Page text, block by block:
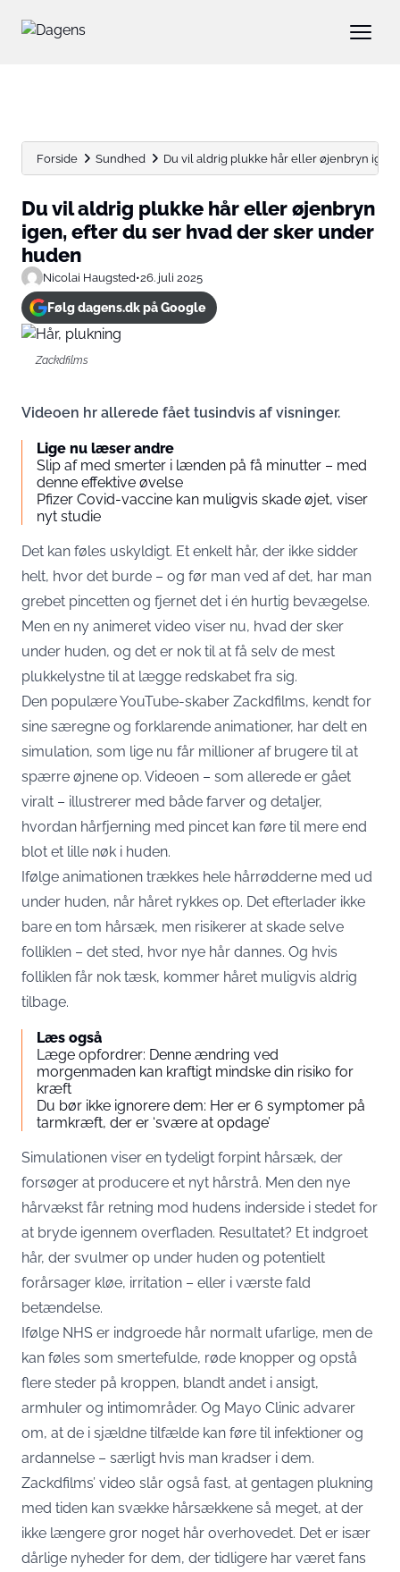
Forside Sundhed Du vil aldrig plukke hår eller øjenbryn igen,
Du vil aldrig plukke hår eller øjenbryn
igen, efter du ser hvad der sker under
huden
Nicolai Haugsted•26. juli 2025
Følg dagens.dk på Google
Zackdfilms
Videoen hr allerede fået tusindvis af visninger.
Lige nu læser andre
Slip af med smerter i lænden på få minutter – med
denne effektive øvelse
Pfizer Covid-vaccine kan muligvis skade øjet, viser
nyt studie
Det kan føles uskyldigt. Et enkelt hår, der ikke sidder
helt, hvor det burde – og før man ved af det, har man
grebet pincetten og fjernet det i én hurtig bevægelse.
Men en ny animeret video viser nu, hvad der sker
under huden, og det er nok til at få selv de mest
plukkelystne til at lægge redskabet fra sig.
Den populære YouTube-skaber Zackdfilms, kendt for
sine særegne og forklarende animationer, har delt en
simulation, som lige nu får millioner af brugere til at
spærre øjnene op. Videoen – som allerede er gået
viralt – illustrerer med både farver og detaljer,
hvordan hårfjerning med pincet kan føre til mere end
blot et lille nøk i huden.
Ifølge animationen trækkes hele hårrødderne med ud
under huden, når håret rykkes op. Det efterlader ikke
bare en tom hårsæk, men risikerer at skade selve
folliklen – det sted, hvor nye hår dannes. Og hvis
folliklen får nok tæsk, kommer håret muligvis aldrig
tilbage.
Læs også
Læge opfordrer: Denne ændring ved
morgenmaden kan kraftigt mindske din risiko for
kræft
Du bør ikke ignorere dem: Her er 6 symptomer på
tarmkræft, der er ‘svære at opdage’
Simulationen viser en tydeligt forpint hårsæk, der
forsøger at producere et nyt hårstrå. Men den nye
hårvækst får retning mod hudens inderside i stedet for
at bryde igennem overfladen. Resultatet? Et indgroet
hår, der svulmer op under huden og potentielt
forårsager kløe, irritation – eller i værste fald
betændelse.
Ifølge NHS er indgroede hår normalt ufarlige, men de
kan føles som smertefulde, røde knopper og opstå
flere steder på kroppen, blandt andet i ansigt,
armhuler og intimområder. Og Mayo Clinic advarer
om, at de i sjældne tilfælde kan føre til infektioner og
ardannelse – særligt hvis man kradser i dem.
Zackdfilms’ video slår også fast, at gentagen plukning
med tiden kan svække hårsækkene så meget, at der
ikke længere gror noget hår overhovedet. Det er især
dårlige nyheder for dem, der tidligere har været fans